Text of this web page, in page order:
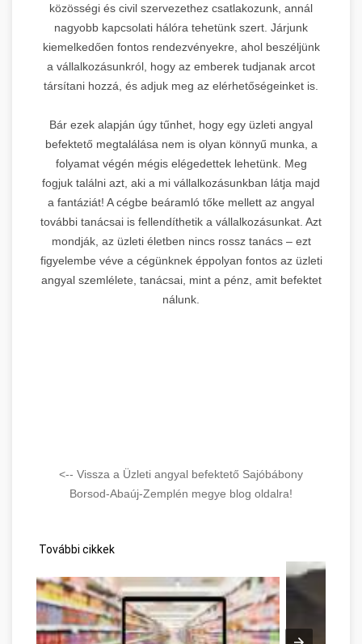
közösségi és civil szervezethez csatlakozunk, annál
nagyobb kapcsolati hálóra tehetünk szert. Járjunk
kiemelkedően fontos rendezvényekre, ahol beszéljünk
a vállalkozásunkról, hogy az emberek tudjanak arcot
társítani hozzá, és adjuk meg az elérhetőségeinket is.
Bár ezek alapján úgy tűnhet, hogy egy üzleti angyal
befektető megtalálása nem is olyan könnyű munka, a
folyamat végén mégis elégedettek lehetünk. Meg
fogjuk találni azt, aki a mi vállalkozásunkban látja majd
a fantáziát! A cégbe beáramló tőke mellett az angyal
további tanácsai is fellendíthetik a vállalkozásunkat. Azt
mondják, az üzleti életben nincs rossz tanács – ezt
figyelembe véve a cégünknek éppolyan fontos az üzleti
angyal szemlélete, tanácsai, mint a pénz, amit befektet
nálunk.
<-- Vissza a Üzleti angyal befektető Sajóbábony
Borsod-Abaúj-Zemplén megye blog oldalra!
További cikkek